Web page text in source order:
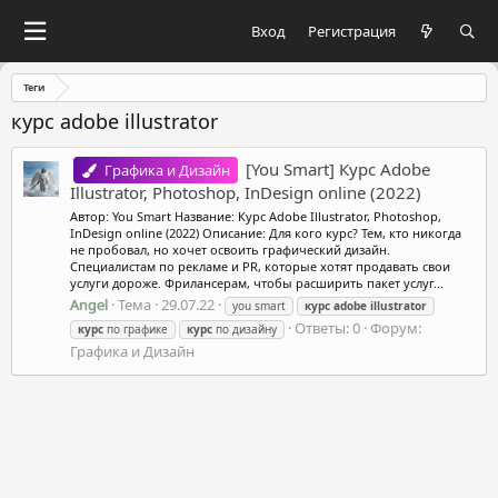
Вход Регистрация
Теги
курс adobe illustrator
Графика и Дизайн
[You Smart] Курс Adobe
Illustrator, Photoshop, InDesign online (2022)
Автор: You Smart Название: Курс Adobe Illustrator, Photoshop,
InDesign online (2022) Описание: Для кого курс? Тем, кто никогда
не пробовал, но хочет освоить графический дизайн.
Специалистам по рекламе и PR, которые хотят продавать свои
услуги дороже. Фрилансерам, чтобы расширить пакет услуг...
Angel Тема 29.07.22 you smart курс adobe illustrator
курс по графике курс по дизайну Ответы: 0 Форум:
Графика и Дизайн